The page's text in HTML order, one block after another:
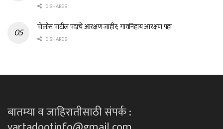
0 SHARES
पोलीस पाटील पदाचे आरक्षण जाहीर; गावनिहाय आरक्षण पहा
0 SHARES
बातम्या व जाहिरातीसाठी संपर्क :